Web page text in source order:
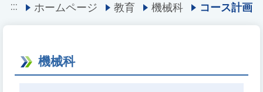
::: ホームページ 教育 機械科 コース計画
機械科